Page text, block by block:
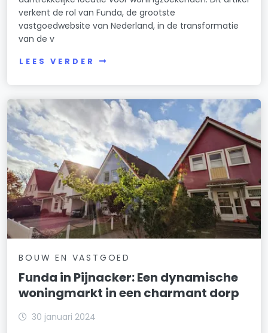
verkent de rol van Funda, de grootste
vastgoedwebsite van Nederland, in de transformatie
van de v
LEES VERDER
BOUW EN VASTGOED
Funda in Pijnacker: Een dynamische
woningmarkt in een charmant dorp
30 januari 2024